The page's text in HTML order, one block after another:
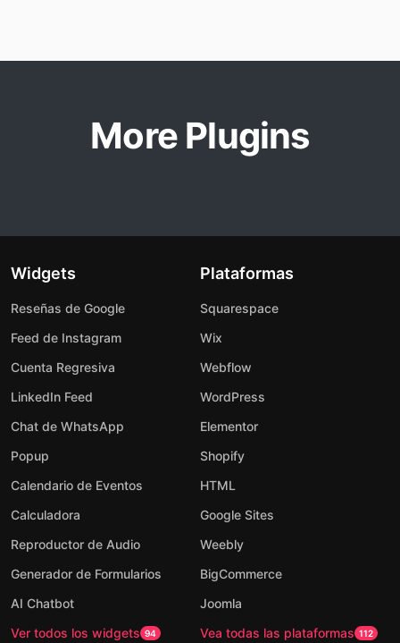
More Plugins
Widgets
Reseñas de Google
Feed de Instagram
Cuenta Regresiva
LinkedIn Feed
Chat de WhatsApp
Popup
Calendario de Eventos
Calculadora
Reproductor de Audio
Generador de Formularios
AI Chatbot
Ver todos los widgets 94
Plataformas
Squarespace
Wix
Webflow
WordPress
Elementor
Shopify
HTML
Google Sites
Weebly
BigCommerce
Joomla
Vea todas las plataformas 112